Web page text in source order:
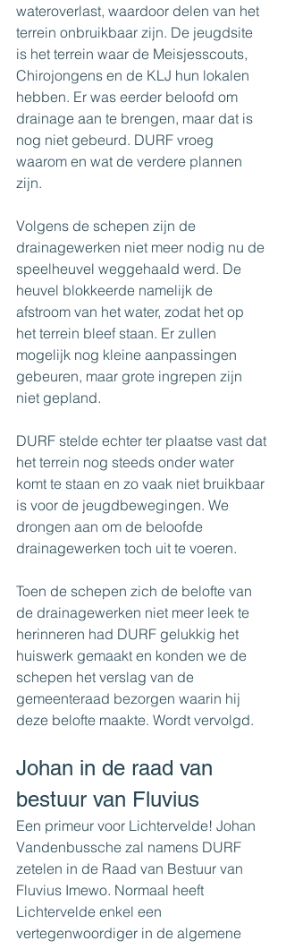
wateroverlast, waardoor delen van het
terrein onbruikbaar zijn. De jeugdsite
is het terrein waar de Meisjesscouts,
Chirojongens en de KLJ hun lokalen
hebben. Er was eerder beloofd om
drainage aan te brengen, maar dat is
nog niet gebeurd. DURF vroeg
waarom en wat de verdere plannen
zijn.
Volgens de schepen zijn de
drainagewerken niet meer nodig nu de
speelheuvel weggehaald werd. De
heuvel blokkeerde namelijk de
afstroom van het water, zodat het op
het terrein bleef staan. Er zullen
mogelijk nog kleine aanpassingen
gebeuren, maar grote ingrepen zijn
niet gepland.
DURF stelde echter ter plaatse vast dat
het terrein nog steeds onder water
komt te staan en zo vaak niet bruikbaar
is voor de jeugdbewegingen. We
drongen aan om de beloofde
drainagewerken toch uit te voeren.
Toen de schepen zich de belofte van
de drainagewerken niet meer leek te
herinneren had DURF gelukkig het
huiswerk gemaakt en konden we de
schepen het verslag van de
gemeenteraad bezorgen waarin hij
deze belofte maakte. Wordt vervolgd.
Johan in de raad van
bestuur van Fluvius
Een primeur voor Lichtervelde! Johan
Vandenbussche zal namens DURF
zetelen in de Raad van Bestuur van
Fluvius Imewo. Normaal heeft
Lichtervelde enkel een
vertegenwoordiger in de algemene